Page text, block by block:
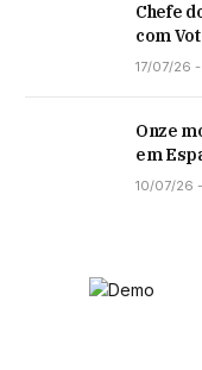
Chefe
com
17/07/26 -
Onze
em
10/07/26 -